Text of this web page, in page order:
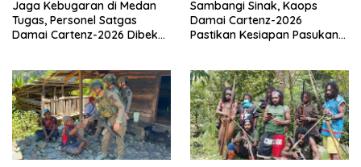
Jaga Kebugaran di Medan
Tugas, Personel Satgas
Damai Cartenz-2026 Dibekali
Sambangi Sinak, Kaops
Damai Cartenz-2026
Pastikan Kesiapan Pasukan